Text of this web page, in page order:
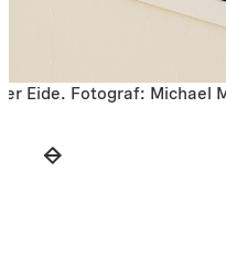
Eide. Fotograf: Michael